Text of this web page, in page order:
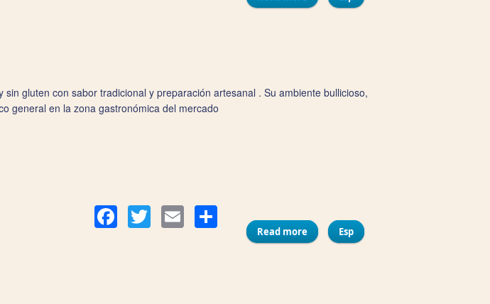
gluten con sabor tradicional y preparación artesanal . Su ambiente bullicioso,
general en la zona gastronómica del mercado
FacebookTwitter Email Compartir
Read more about Las Niñas Veganas
Esp